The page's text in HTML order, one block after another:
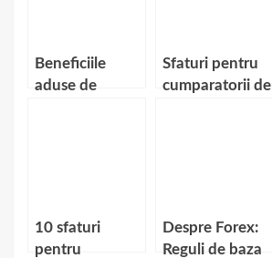
Beneficiile
aduse de
Sfaturi pentru
cumparatorii de
10 sfaturi
pentru
Despre Forex:
Reguli de baza